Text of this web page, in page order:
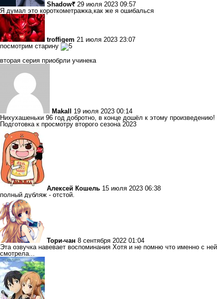
Shadow₹ 29 июля 2023 09:57
Я думал это короткометражка,как же я ошибалься
troffigem 21 июля 2023 23:07
посмотрим старину
вторая серия приобрли учинека
Makall
19 июля 2023 00:14
Нихухашеньки 96 год добротно, в конце дошёл к этому произведению!
Подготовка к просмотру второго сезона 2023
Алексей Кошель 15 июля 2023 06:38
полный дубляж - отстой.
Тори-чан 8 сентября 2022 01:04
Эта озвучка навевает воспоминания Хотя и не помню что именно с ней
смотрела...